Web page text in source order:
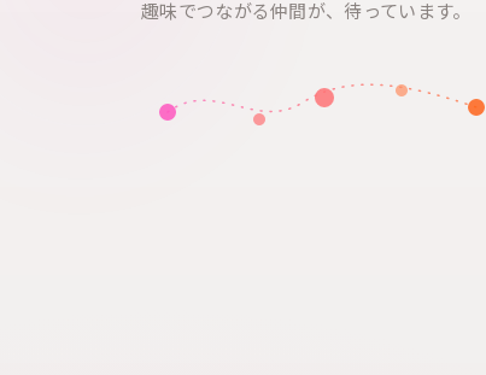
趣味でつながる仲間が、待っています。